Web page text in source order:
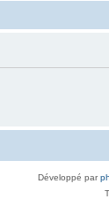
Développé par